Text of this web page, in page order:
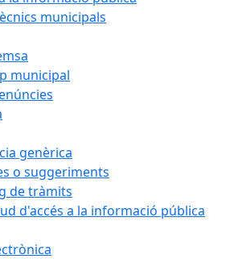
municipals
municipal
genèrica
o suggeriments
de tràmits
d'accés a la informació pública